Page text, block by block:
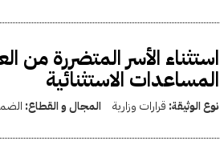
استثناء الأسر المتضررة
المساعدات الاستثنائية
نوع الوثيقة: قرارات وزارية المجال و القطاع: